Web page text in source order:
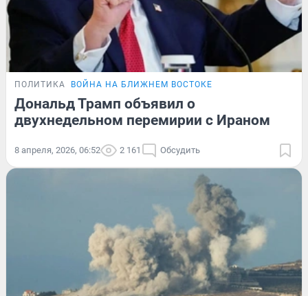
ПОЛИТИКА ВОЙНА НА БЛИЖНЕМ ВОСТОКЕ
Дональд Трамп объявил о
двухнедельном перемирии с Ираном
8 апреля, 2026, 06:52 2 161 Обсудить